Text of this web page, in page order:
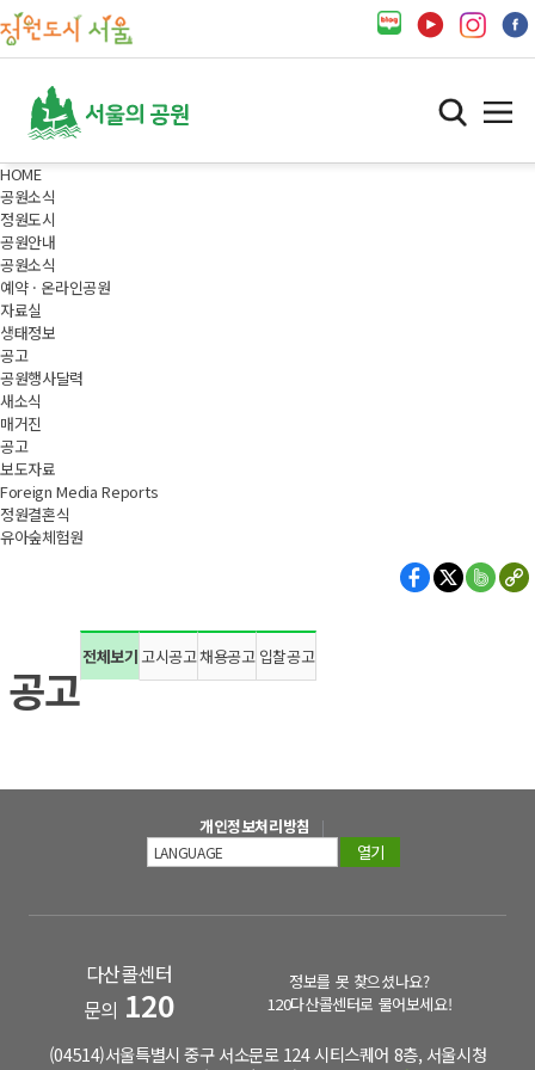
HOME
공원소식
정원도시
공원안내
공원소식
예약 · 온라인공원
자료실
생태정보
공고
공원행사달력
새소식
매거진
공고
보도자료
Foreign Media Reports
정원결혼식
유아숲체험원
공고
전체보기 고시공고채용공고 입찰공고
개인정보처리방침
열기
다산콜센터
문의 120
정보를 못 찾으셨나요?
120다산콜센터로 물어보세요!
(04514)서울특별시 중구 서소문로 124 시티스퀘어 8층, 서울시청